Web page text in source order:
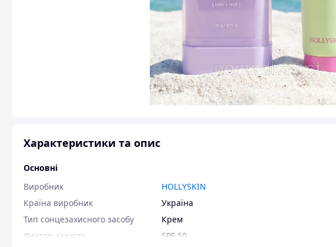
Характеристики та опис
Основні
Виробник
HOLLYSKIN
Країна виробник
Україна
Тип сонцезахисного засобу
Крем
Фактор захисту
SPF 50